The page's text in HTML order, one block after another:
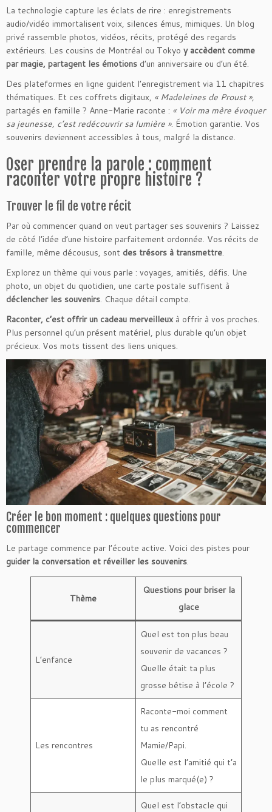
La technologie capture les éclats de rire : enregistrements
audio/vidéo immortalisent voix, silences émus, mimiques. Un blog
privé rassemble photos, vidéos, récits, protégé des regards
extérieurs. Les cousins de Montréal ou Tokyo y accèdent comme
par magie, partagent les émotions d’un anniversaire ou d’un été.
Des plateformes en ligne guident l’enregistrement via 11 chapitres
thématiques. Et ces coffrets digitaux, « Madeleines de Proust »,
partagés en famille ? Anne-Marie raconte : « Voir ma mère évoquer
sa jeunesse, c’est redécouvrir sa lumière ». Émotion garantie. Vos
souvenirs deviennent accessibles à tous, malgré la distance.
Oser prendre la parole : comment
raconter votre propre histoire ?
Trouver le fil de votre récit
Par où commencer quand on veut partager ses souvenirs ? Laissez
de côté l’idée d’une histoire parfaitement ordonnée. Vos récits de
famille, même décousus, sont des trésors à transmettre.
Explorez un thème qui vous parle : voyages, amitiés, défis. Une
photo, un objet du quotidien, une carte postale suffisent à
déclencher les souvenirs. Chaque détail compte.
Raconter, c’est offrir un cadeau merveilleuxà offrir à vos proches.
Plus personnel qu’un présent matériel, plus durable qu’un objet
précieux. Vos mots tissent des liens uniques.
Créer le bon moment : quelques questions pour
commencer
Le partage commence par l’écoute active. Voici des pistes pour
guider la conversation et réveiller les souvenirs.
Thème
Questions pour briser la
glace
L’enfance
Quel est ton plus beau
souvenir de vacances ?
Quelle était ta plus
grosse bêtise à l’école ?
Les rencontres
Raconte-moi comment
tu as rencontré
Mamie/Papi.
Quelle est l’amitié qui t’a
le plus marqué(e) ?
Quel est l’obstacle qui